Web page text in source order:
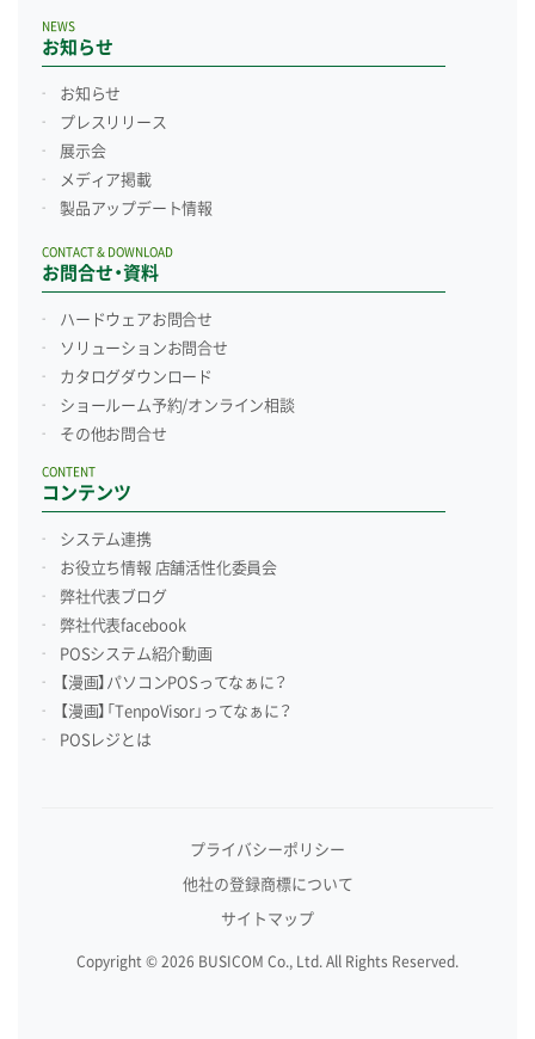
お知らせ
NEWS
お知らせ
プレスリリース
展示会
メディア掲載
製品アップデート情報
お問合せ・資料
CONTACT & DOWNLOAD
ハードウェアお問合せ
ソリューションお問合せ
カタログダウンロード
ショールーム予約/オンライン相談
その他お問合せ
コンテンツ
CONTENT
システム連携
お役立ち情報 店舗活性化委員会
弊社代表ブログ
弊社代表facebook
POSシステム紹介動画
【漫画】パソコンPOSってなぁに？
【漫画】「TenpoVisor」ってなぁに？
POSレジとは
プライバシーポリシー
他社の登録商標について
サイトマップ
Copyright © 2026 BUSICOM Co., Ltd. All Rights Reserved.